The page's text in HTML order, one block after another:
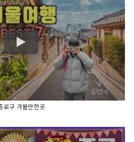
로구 가볼만한곳